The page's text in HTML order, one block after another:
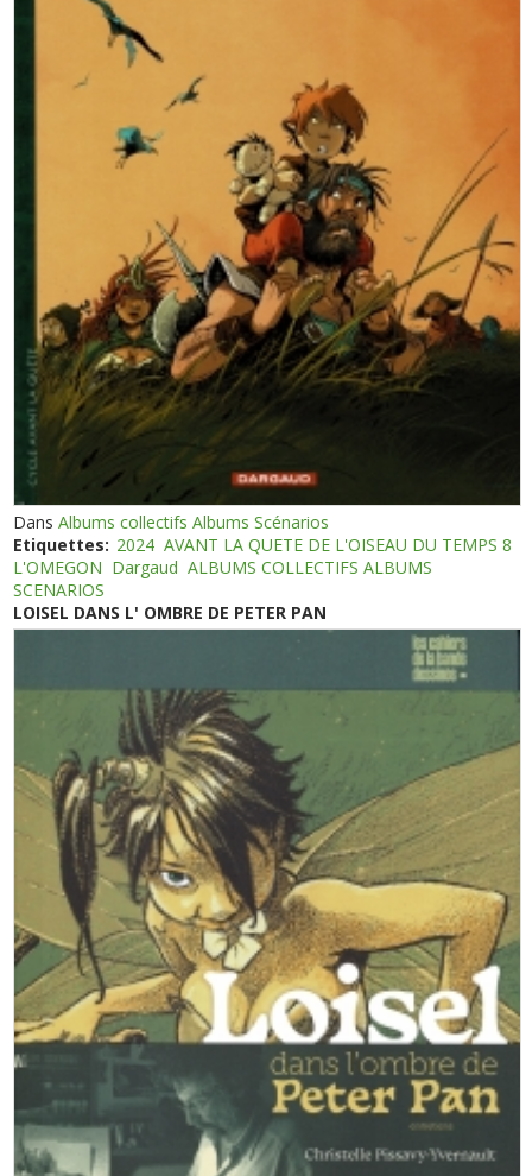
DansAlbums collectifs Albums Scénarios
Etiquettes: 2024 AVANT LA QUETE DE L'OISEAU DU TEMPS 8
L'OMEGON Dargaud ALBUMS COLLECTIFS ALBUMS
SCENARIOS
LOISEL DANS L' OMBRE DE PETER PAN